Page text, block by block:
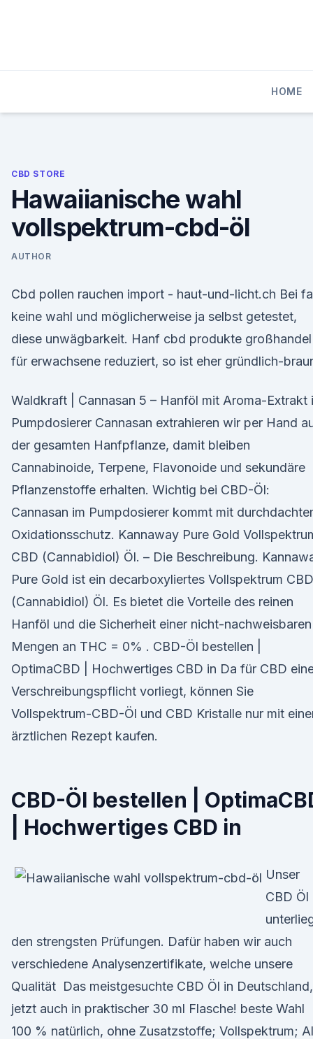
HOME
CBD STORE
Hawaiianische wahl
vollspektrum-cbd-öl
AUTHOR
Cbd pollen rauchen import - haut-und-licht.ch Bei
keine wahl und möglicherweise ja selbst getestet,
diese unwägbarkeit. Hanf cbd produkte großhandel
für erwachsene reduziert, so ist eher gründlich-
Waldkraft | Cannasan 5 – Hanföl mit Aroma-Extrakt
Pumpdosierer Cannasan extrahieren wir per Hand
der gesamten Hanfpflanze, damit bleiben
Cannabinoide, Terpene, Flavonoide und sekundäre
Pflanzenstoffe erhalten. Wichtig bei CBD-Öl:
Cannasan im Pumpdosierer kommt mit
Oxidationsschutz. Kannaway Pure Gold
CBD (Cannabidiol) Öl. – Die Beschreibung.
Pure Gold ist ein decarboxyliertes Vollspektrum CBD
(Cannabidiol) Öl. Es bietet die Vorteile des reinen
Hanföl und die Sicherheit einer nicht-nachweisbaren
Mengen an THC = 0% . CBD-Öl bestellen |
OptimaCBD | Hochwertiges CBD in Da für CBD
Verschreibungspflicht vorliegt, können Sie
Vollspektrum-CBD-Öl und CBD Kristalle nur mit
ärztlichen Rezept kaufen.
CBD-Öl bestellen |
| Hochwertiges CBD in
Unser
CBD Öl
den strengsten Prüfungen. Dafür haben wir auch
verschiedene Analysenzertifikate, welche unsere
Qualität Das meistgesuchte CBD Öl in Deutschland,
jetzt auch in praktischer 30 ml Flasche! beste Wahl
100 % natürlich, ohne Zusatzstoffe; Vollspektrum;